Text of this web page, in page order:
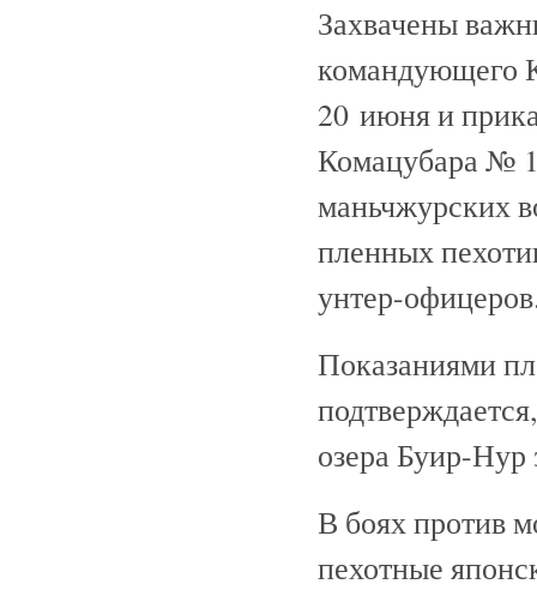
Захвачены
командующего
20 июня и
Комацубара №
маньчжурских
пленных
унтер-
Показаниями
озера Буир-Нур
В боях против
пехотные